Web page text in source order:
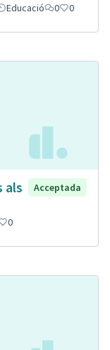
Educació 0 0
als
Acceptada
0